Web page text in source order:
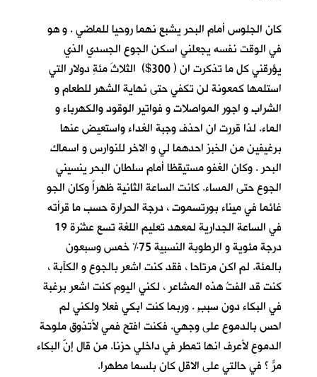
كان الجلوس أمام البحر يشبع نهما روحيا للماضي . و هو
في الوقت نفسه يجعلني اسكن الجوع الجسدي الذي
يؤرقني كل ما تذكرت ان ( 300$) الثلاثَ مئةِ دولارٍ التي
استلمها كمعونة لن تكفي حتى نهاية الشهر للطعام و
الشراب و اجور المواصلات و فواتير الوقود والكهرباء و
الماء. لذا قررت ان احذف وجبة الغداء واستعيض عنها
برغيفين من الخبز احدهما لي و الاخر للنوارس و اسماك
البحر . وكان الغفو مستيقظا أمام سلطان البحر ينسيني
الجوع حتى المساء. كانت الساعة الثانية ظهراً وكان الجو
غائما في ميناء بورتسموت ، درجة الحرارة حسب ما قرأته
في الساعة الجدارية لمعهد تعليم اللغة تسع عشْرة 19
درجة مئوية و الرطوبة النسبية 75% خمس وسبعون
بالمئة. لم اكن مرتاحا ، فقد كنت اشعر بالجوع و الكآبة ،
كنت قد الفتُ هذه المشاعر ، لكني اليوم كنت اشعر برغبة
في البكاء دون سببٍ . وربما كنت ابكي فعلا ولكني لم
احس بالدموع على وجهي. فكنت افتح فمي لأتذوق ملوحة
الدموع لأعرف انها تمطر في داخلي حزنا. من قال إنّ البكاء
مرٌّ ؟ في حالتي على الاقل كان بلسما مطهرا.